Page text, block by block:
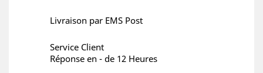
Livraison par EMS Post
Service Client
Réponse en - de 12 Heures